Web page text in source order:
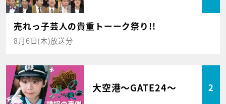
売れっ子芸人の貴重トーーク祭り!!
8月6日(木)放送分
大空港～GATE24～ 2